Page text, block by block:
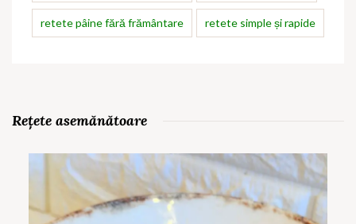
retete pâine fără frământare retete simple și rapide
Rețete asemănătoare